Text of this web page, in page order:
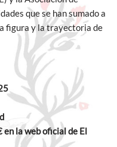
que se han sumado a
figura y la trayectoria de
la web oficial de El